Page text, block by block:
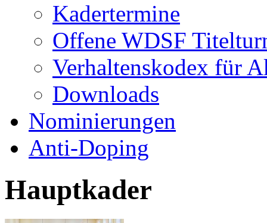
Kadertermine
Offene WDSF
Verhaltenskodex für
Downloads
Nominierungen
Anti-Doping
Hauptkader